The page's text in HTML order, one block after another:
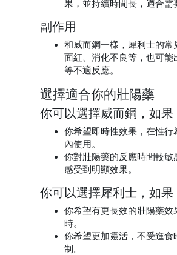
果，並持續時間長，適合需
副作用
和威而鋼一樣，犀利士的常
面紅、消化不良等，也可能
等不適反應。
選擇適合你的壯陽藥
你可以選擇威而鋼，如果
你希望即時性效果，在性行
內使用。
你對壯陽藥的反應時間較敏
感受到明顯效果。
你可以選擇犀利士，如果
你希望有更長效的壯陽藥
時。
你希望更加靈活，不受進食
制。